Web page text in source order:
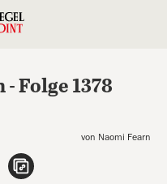
Folge 1378
von Naomi Fearn
teilen
per E-Mail teilen